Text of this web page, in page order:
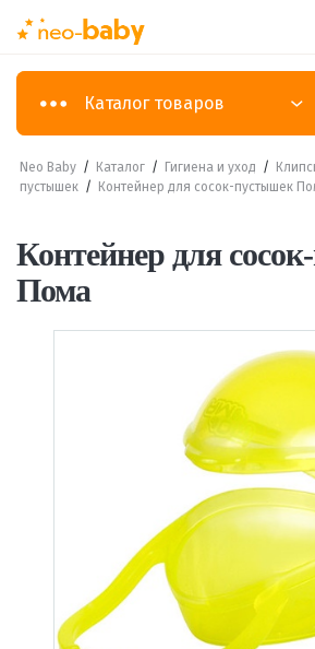
Каталог товаров
Neo Baby / Каталог / Гигиена и уход /
пустышек / Контейнер для сосок-пустышек
Контейнер для
Пома